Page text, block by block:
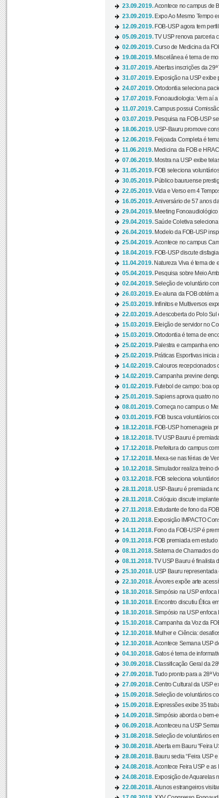
23.09.2019.Acontece no campus de
23.09.2019. Expo Ao Mesmo Tempo
12.09.2019. FOB-USP agora tem
05.09.2019.TV USP renova parceria
02.09.2019.Curso de Medicina da
19.08.2019. Miscelânea é tema de
31.07.2019.Abertas inscrições da 29ª
31.07.2019. Exposição na USP exibe
24.07.2019.Ortodontia seleciona
17.07.2019. Fonoaudiologia: Vem aí
11.07.2019.Campus possui
03.07.2019. Pesquisa na FOB-USP
18.06.2019. USP-Bauru promove
12.06.2019. Feijoada Completa é
11.06.2019. Medicina da FOB e
07.06.2019. Mostra na USP exibe
31.05.2019. FOB seleciona
30.05.2019. Público bauruense
22.05.2019.Vida e Verso em 4
16.05.2019.Aniversário de 57 anos
29.04.2019. Meeting
29.04.2019.Saúde Coletiva
26.04.2019. Modelo da FOB-USP
25.04.2019.Acontece no campus
18.04.2019. FOB-USP discute
11.04.2019. Natureza Viva é tema de
05.04.2019. Pesquisa sobre Meio
02.04.2019.Seleção de voluntário
26.03.2019. Ex-aluna da FOB obtém
25.03.2019. Infinitos e Multiversos
22.03.2019.A descoberta do Polo Sul
15.03.2019. Eleição de servidor no
15.03.2019.Ortodontia é tema de
25.02.2019. Palestra e campanha
25.02.2019. Práticas Esportivas inicia
14.02.2019.Calouros recepcionados
14.02.2019.Campanha previne
01.02.2019. Futebol de campo: boa
25.01.2019.Sapiens aprova quatro
08.01.2019.Começa no campus o
03.01.2019. FOB busca voluntários
18.12.2018. FOB-USP homenageia
18.12.2018.TV USP Bauru é
17.12.2018. Prefeitura do campus
17.12.2018. Mexa-se nas férias de
10.12.2018.Simulador realiza treino
03.12.2018. FOB seleciona
28.11.2018. USP-Bauru é premiada
28.11.2018.Colóquio discute
27.11.2018. Estudante de fono da
20.11.2018. Exposição IMPACTO
14.11.2018. Fono da FOB-USP é
09.11.2018. FOB premiada em estudo
08.11.2018.Sistema de Chamados
08.11.2018.TV USP Bauru é finalista
25.10.2018. USP Bauru representada
22.10.2018.Árvores expõe arte
18.10.2018.Simpósio na USP enfoca
18.10.2018. Encontro discutiu Ética
18.10.2018.Simpósio na USP enfoca
15.10.2018.Campanha da Voz da
12.10.2018. Mulher e Ciência:
12.10.2018.Acontece Semana USP
04.10.2018.Gatos é tema de
30.09.2018.Classificação Geral da
27.09.2018.Tudo pronto para a 28ª
27.09.2018.Centro Cultural da USP
15.09.2018.Seleção de voluntários
15.09.2018. Expressões exibe 35
14.09.2018.Simpósio aborda o bem-
06.09.2018.Aconteceu na USP
31.08.2018.Seleção de voluntários
30.08.2018.Aberta em Bauru “Feira
28.08.2018. Bauru sedia “Feira USP
24.08.2018.Acontece Feira USP e as
24.08.2018. Exposição de Aquarelas
22.08.2018.Alunos estrangeiros